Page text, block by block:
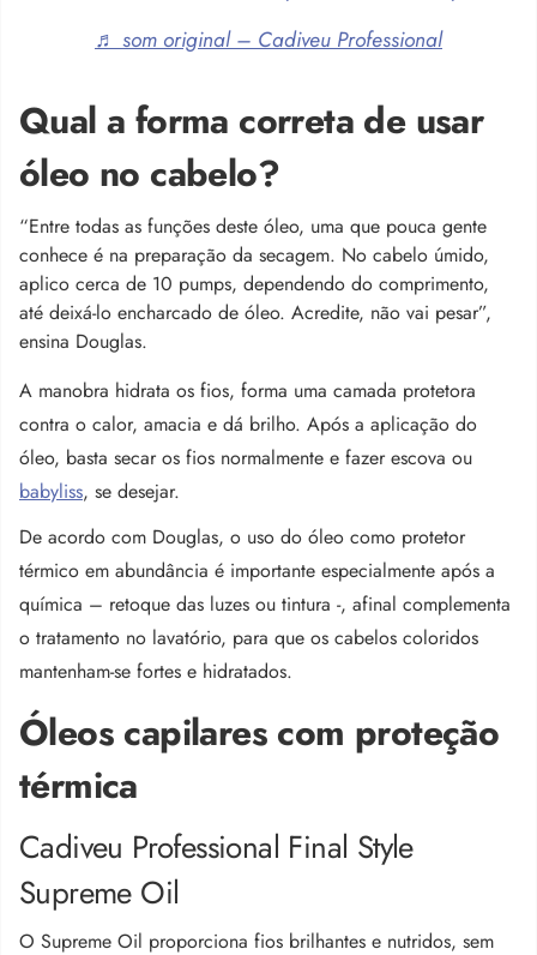
♬ som original – Cadiveu Professional
Qual a forma correta de usar
óleo no cabelo?
“Entre todas as funções deste óleo, uma que pouca gente
conhece é na preparação da secagem. No cabelo úmido,
aplico cerca de 10 pumps, dependendo do comprimento,
até deixá-lo encharcado de óleo. Acredite, não vai pesar”,
ensina Douglas.
A manobra hidrata os fios, forma uma camada protetora
contra o calor, amacia e dá brilho. Após a aplicação do
óleo, basta secar os fios normalmente e fazer escova ou
babyliss, se desejar.
De acordo com Douglas, o uso do óleo como protetor
térmico em abundância é importante especialmente após a
química – retoque das luzes ou tintura -, afinal complementa
o tratamento no lavatório, para que os cabelos coloridos
mantenham-se fortes e hidratados.
Óleos capilares com proteção
térmica
Cadiveu Professional Final Style
Supreme Oil
O Supreme Oil proporciona fios brilhantes e nutridos, sem